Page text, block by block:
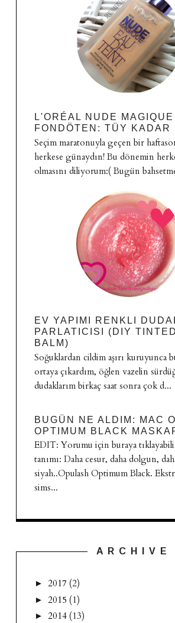
L'ORÉAL NUDE MAGIQUE
FONDÖTEN: TÜY KADAR
Seçim maratonuyla geçen bir
herkese günaydın! Bu dönemin
olmasını diliyorum:( Bugün
EV YAPIMI RENKLI
PARLATICISI (DIY
BALM)
Soğuklardan cildim aşırı kuruyunca
ortaya çıkardım, öğlen vazelin
dudaklarım birkaç saat sonra çok d...
BUGÜN NE ALDIM: MAC
OPTIMUM BLACK
EDIT: Yorumu için buraya
tanımı: Daha cesur, daha dolgun,
siyah..Opulash Optimum Black.
sims...
A R C H I V E
► 2017 (2)
► 2015 (1)
► 2014 (13)